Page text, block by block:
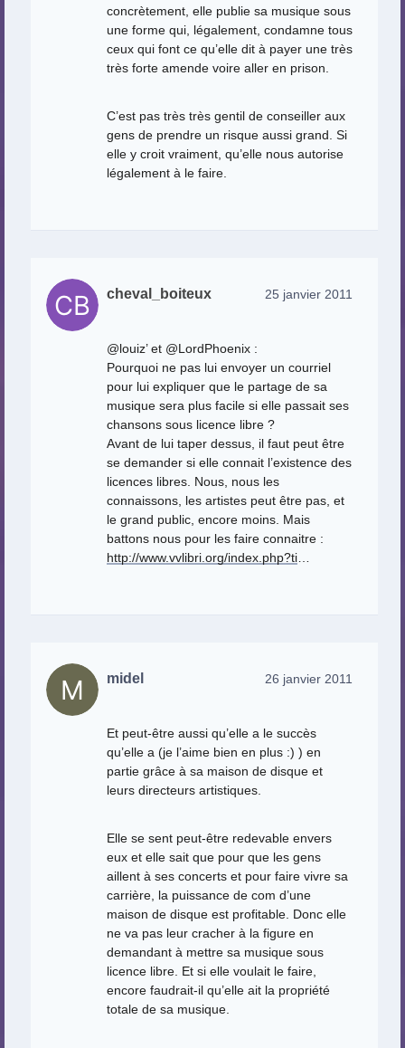
concrètement, elle publie sa musique sous
une forme qui, légalement, condamne tous
ceux qui font ce qu’elle dit à payer une très
très forte amende voire aller en prison.
C’est pas très très gentil de conseiller aux
gens de prendre un risque aussi grand. Si
elle y croit vraiment, qu’elle nous autorise
légalement à le faire.
cheval_boiteux 25 janvier 2011
@louiz’ et @LordPhoenix :
Pourquoi ne pas lui envoyer un courriel
pour lui expliquer que le partage de sa
musique sera plus facile si elle passait ses
chansons sous licence libre ?
Avant de lui taper dessus, il faut peut être
se demander si elle connait l’existence des
licences libres. Nous, nous les
connaissons, les artistes peut être pas, et
le grand public, encore moins. Mais
battons nous pour les faire connaitre :
http://www.vvlibri.org/index.php?ti
midel 26 janvier 2011
Et peut-être aussi qu’elle a le succès
qu’elle a (je l’aime bien en plus :) ) en
partie grâce à sa maison de disque et
leurs directeurs artistiques.
Elle se sent peut-être redevable envers
eux et elle sait que pour que les gens
aillent à ses concerts et pour faire vivre sa
carrière, la puissance de com d’une
maison de disque est profitable. Donc elle
ne va pas leur cracher à la figure en
demandant à mettre sa musique sous
licence libre. Et si elle voulait le faire,
encore faudrait-il qu’elle ait la propriété
totale de sa musique.